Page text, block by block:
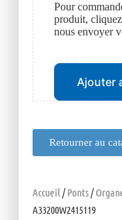
Retourner au
Accueil /Ponts/
A33200W2415119
Pour
produit,
nous envoyer
Ajouter